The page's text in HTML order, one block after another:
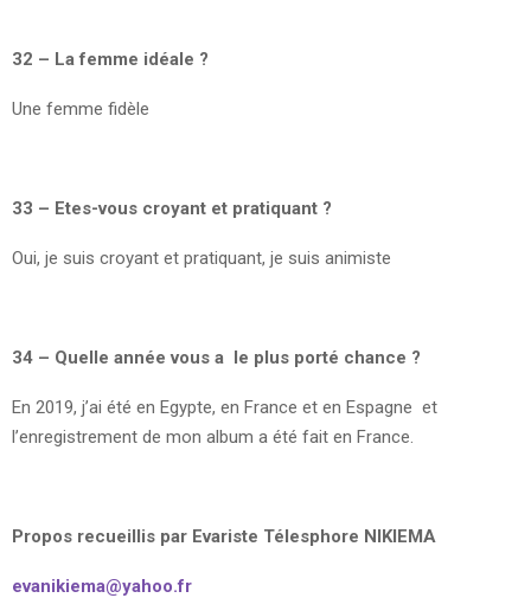
32 – La femme idéale ?
Une femme fidèle
33 – Etes-vous croyant et pratiquant ?
Oui, je suis croyant et pratiquant, je suis animiste
34 – Quelle année vous a le plus porté chance ?
En 2019, j’ai été en Egypte, en France et en Espagne et
l’enregistrement de mon album a été fait en France.
Propos recueillis par Evariste Télesphore NIKIEMA
evanikiema@yahoo.fr